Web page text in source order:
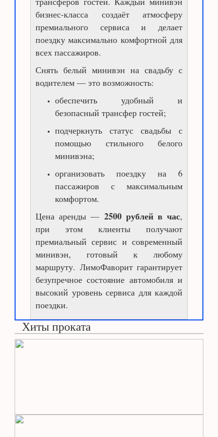
бизнес-класса создаёт атмосферу
премиального сервиса и делает
поездку максимально комфортной для
всех пассажиров.
Снять белый минивэн на свадьбу с
водителем — это возможность:
обеспечить удобный и
безопасный трансфер гостей;
подчеркнуть статус свадьбы с
помощью стильного белого
минивэна;
организовать поездку на 6
пассажиров с максимальным
комфортом.
Цена аренды — 2500 рублей в час,
при этом клиенты получают
премиальный сервис и современный
минивэн, готовый к любому
маршруту. ЛимоФаворит гарантирует
безупречное состояние автомобиля и
высокий уровень сервиса для каждой
поездки.
Хиты проката